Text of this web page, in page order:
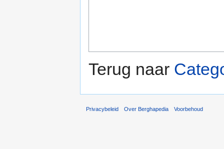
Terug naar
Privacybeleid Over Berghapedia Voorbehoud